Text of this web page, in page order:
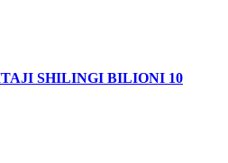
SHILINGI BILIONI 10